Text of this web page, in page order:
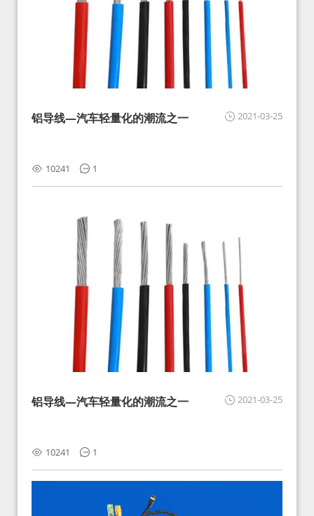
2021-03-25
铝导线—汽车轻量化的潮流之一
10241 1
2021-03-25
铝导线—汽车轻量化的潮流之一
10241 1